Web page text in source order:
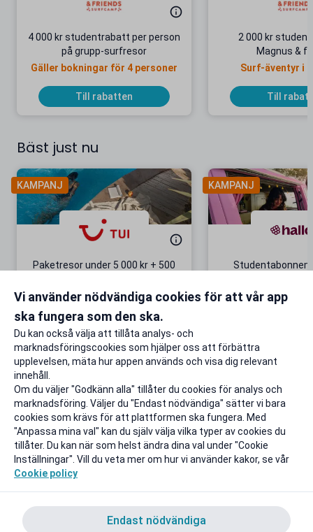
4 000 kr studentrabatt per person
på grupp-surfresor
Gäller bokningar för 4 personer
Till rabatten
2 000 kr
Magnus &
Surf-äventyr i
Till
Bäst just nu
KAMPANJ
Paketresor under 5 000 kr + 500
Gäller även på redan prissänkta
Till rabatten
KAMPANJ
+ 20 GB
Vi använder nödvändiga cookies för att vår app
ska fungera som den ska.
Du kan också välja att tillåta analys- och
marknadsföringscookies som hjälper oss att förbättra
upplevelsen, mäta hur appen används och visa dig relevant
innehåll.
Om du väljer "Godkänn alla" tillåter du cookies för analys och
marknadsföring. Väljer du "Endast nödvändiga" sätter vi bara
cookies som krävs för att plattformen ska fungera. Med
"Anpassa mina val" kan du själv välja vilka typer av cookies du
tillåter. Du kan när som helst ändra dina val under "Cookie
Inställningar". Vill du veta mer om hur vi använder kakor, se vår
Cookie policy
Endast nödvändiga